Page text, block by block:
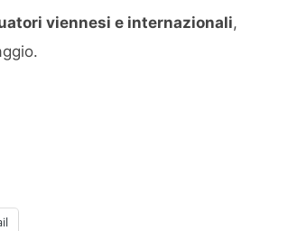
viennesi e internazionali,